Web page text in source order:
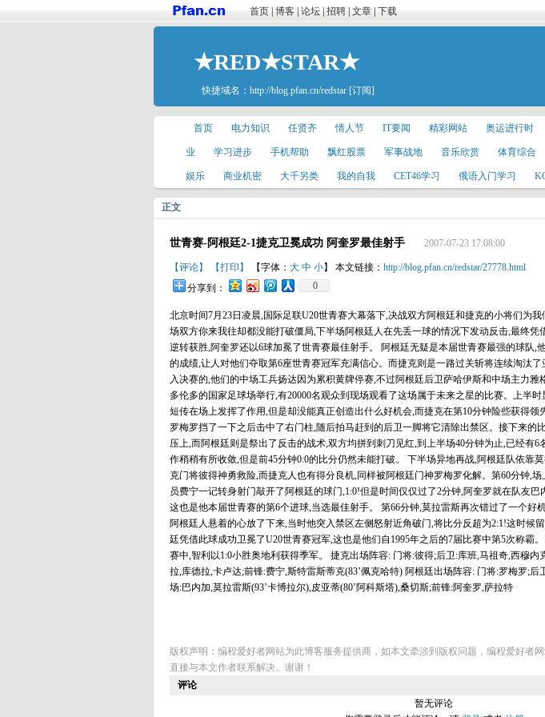
首页 博客 论坛 招聘 文章 下载
★RED★STAR★
快捷域名： http://blog.pfan.cn/redstar [订阅]
首页 电力知识 任贤齐 情人节 IT要闻 精彩网站 奥运进行时
业 学习进步 手机帮助 飘红股票 军事战地 音乐欣赏 体育综合
娱乐 商业机密 大千另类 我的自我 CET46学习 俄语入门学习
正文
世青赛-阿根廷2-1捷克卫冕成功 阿奎罗最佳射手 2007-07-23 17:08:00
【评论】 【打印】 【字体： 大 中 小】 本文链接： http://blog.pfan.cn/redstar/27778.html
分享到：
0
北京时间7月23日凌晨,国际足联U20世青赛大幕落下,决战双方阿根廷和捷克的小将们为
场双方你来我往却都没能打破僵局,下半场阿根廷人在先丢一球的情况下发动反击,最终凭
逆转获胜,阿奎罗还以6球加冕了世青赛最佳射手。 阿根廷无疑是本届世青赛最强的球队,
的成绩,让人对他们夺取第6座世青赛冠军充满信心。而捷克则是一路过关斩将连续淘汰
入决赛的,他们的中场工兵扬达因为累积黄牌停赛,不过阿根廷后卫萨哈伊斯和中场主力
多伦多的国家足球场举行,有20000名观众到现场观看了这场属于未来之星的比赛。上半
短传在场上发挥了作用,但是却没能真正创造出什么好机会,而捷克在第10分钟险些获得
罗梅罗挡了一下之后击中了右门柱,随后拍马赶到的后卫一脚将它清除出禁区。接下来的
压上,而阿根廷则是祭出了反击的战术,双方均拼到刺刀见红,到上半场40分钟为止,已经有6
作稍稍有所收敛,但是前45分钟0:0的比分仍然未能打破。 下半场异地再战,阿根廷队依靠
克门将彼得神勇救险,而捷克人也有得分良机,同样被阿根廷门神罗梅罗化解。第60分钟,
员费宁一记转身射门敲开了阿根廷的球门,1:0!但是时间仅仅过了2分钟,阿奎罗就在队友
这也是他本届世青赛的第6个进球,当选最佳射手。 第66分钟,莫拉雷斯再次错过了一个好
阿根廷人悬着的心放了下来,当时他突入禁区左侧怒射近角破门,将比分反超为2:1!这时候
廷凭借此球成功卫冕了U20世青赛冠军,这也是他们自1995年之后的7届比赛中第5次称霸
赛中,智利以1:0小胜奥地利获得季军。 捷克出场阵容: 门将:彼得;后卫:库班,马祖奇,西穆内
拉,库德拉,卡卢达;前锋:费宁,斯特雷斯蒂克(83’佩克哈特) 阿根廷出场阵容: 门将:罗梅罗;后
场:巴内加,莫拉雷斯(93’卡博拉尔),皮亚蒂(80’阿科斯塔),桑切斯;前锋:阿奎罗,萨拉特
版权声明：编程爱好者网站为此博客服务提供商，如本文牵涉到版权问题，编程爱好者
直接与本文作者联系解决。谢谢！
评论
暂无评论